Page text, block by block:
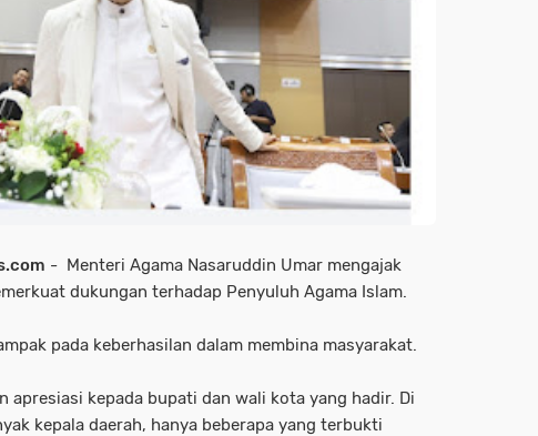
- Menteri Agama Nasaruddin Umar mengajak
dukungan terhadap Penyuluh Agama Islam.
pada keberhasilan dalam membina masyarakat.
apresiasi kepada bupati dan wali kota yang hadir. Di
kepala daerah, hanya beberapa yang terbukti